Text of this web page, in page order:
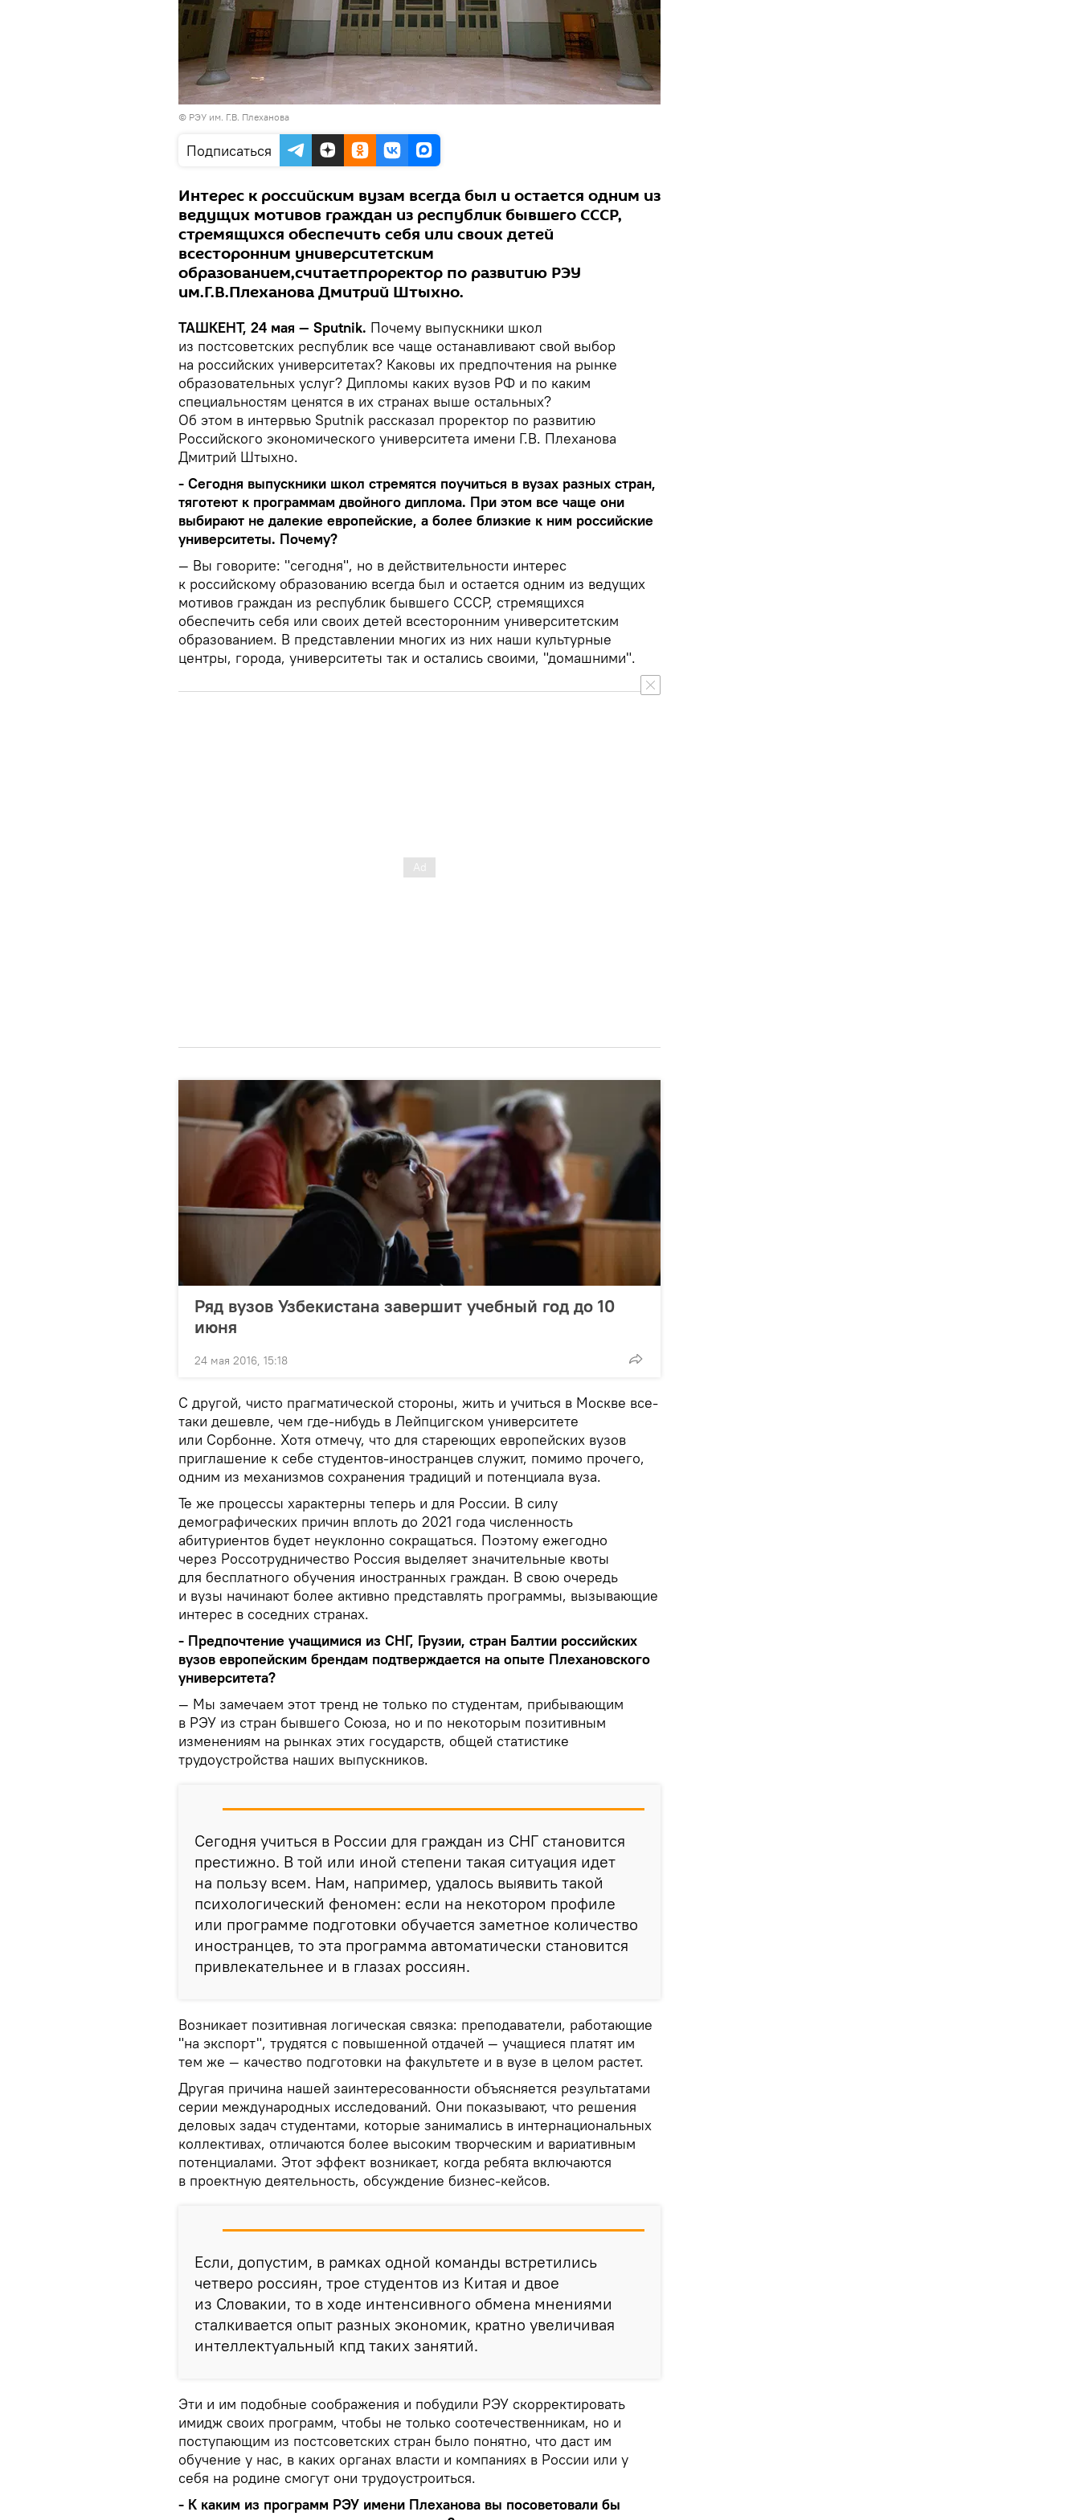
© РЭУ им. Г.В. Плеханова
Подписаться
Интерес к российским вузам всегда был и остается одним из
ведущих мотивов граждан из республик бывшего СССР,
стремящихся обеспечить себя или своих детей
всесторонним университетским
образованием,считаетпроректор по развитию РЭУ
им.Г.В.Плеханова Дмитрий Штыхно.
ТАШКЕНТ, 24 мая — Sputnik. Почему выпускники школ
из постсоветских республик все чаще останавливают свой выбор
на российских университетах? Каковы их предпочтения на рынке
образовательных услуг? Дипломы каких вузов РФ и по каким
специальностям ценятся в их странах выше остальных?
Об этом в интервью Sputnik рассказал проректор по развитию
Российского экономического университета имени Г.В. Плеханова
Дмитрий Штыхно.
- Сегодня выпускники школ стремятся поучиться в вузах разных стран,
тяготеют к программам двойного диплома. При этом все чаще они
выбирают не далекие европейские, а более близкие к ним российские
университеты. Почему?
— Вы говорите: "сегодня", но в действительности интерес
к российскому образованию всегда был и остается одним из ведущих
мотивов граждан из республик бывшего СССР, стремящихся
обеспечить себя или своих детей всесторонним университетским
образованием. В представлении многих из них наши культурные
центры, города, университеты так и остались своими, "домашними".
Ряд вузов Узбекистана завершит учебный год до 10
июня
24 мая 2016, 15:18
С другой, чисто прагматической стороны, жить и учиться в Москве все-
таки дешевле, чем где-нибудь в Лейпцигском университете
или Сорбонне. Хотя отмечу, что для стареющих европейских вузов
приглашение к себе студентов-иностранцев служит, помимо прочего,
одним из механизмов сохранения традиций и потенциала вуза.
Те же процессы характерны теперь и для России. В силу
демографических причин вплоть до 2021 года численность
абитуриентов будет неуклонно сокращаться. Поэтому ежегодно
через Россотрудничество Россия выделяет значительные квоты
для бесплатного обучения иностранных граждан. В свою очередь
и вузы начинают более активно представлять программы, вызывающие
интерес в соседних странах.
- Предпочтение учащимися из СНГ, Грузии, стран Балтии российских
вузов европейским брендам подтверждается на опыте Плехановского
университета?
— Мы замечаем этот тренд не только по студентам, прибывающим
в РЭУ из стран бывшего Союза, но и по некоторым позитивным
изменениям на рынках этих государств, общей статистике
трудоустройства наших выпускников.
Сегодня учиться в России для граждан из СНГ становится
престижно. В той или иной степени такая ситуация идет
на пользу всем. Нам, например, удалось выявить такой
психологический феномен: если на некотором профиле
или программе подготовки обучается заметное количество
иностранцев, то эта программа автоматически становится
привлекательнее и в глазах россиян.
Возникает позитивная логическая связка: преподаватели, работающие
"на экспорт", трудятся с повышенной отдачей — учащиеся платят им
тем же — качество подготовки на факультете и в вузе в целом растет.
Другая причина нашей заинтересованности объясняется результатами
серии международных исследований. Они показывают, что решения
деловых задач студентами, которые занимались в интернациональных
коллективах, отличаются более высоким творческим и вариативным
потенциалами. Этот эффект возникает, когда ребята включаются
в проектную деятельность, обсуждение бизнес-кейсов.
Если, допустим, в рамках одной команды встретились
четверо россиян, трое студентов из Китая и двое
из Словакии, то в ходе интенсивного обмена мнениями
сталкивается опыт разных экономик, кратно увеличивая
интеллектуальный кпд таких занятий.
Эти и им подобные соображения и побудили РЭУ скорректировать
имидж своих программ, чтобы не только соотечественникам, но и
поступающим из постсоветских стран было понятно, что даст им
обучение у нас, в каких органах власти и компаниях в России или у
себя на родине смогут они трудоустроиться.
- К каким из программ РЭУ имени Плеханова вы посоветовали бы